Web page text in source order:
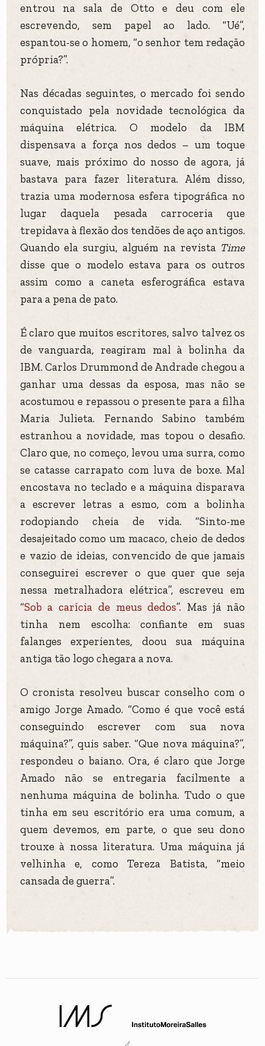
entrou na sala de Otto e deu com ele
escrevendo, sem papel ao lado. “Ué”,
espantou-se o homem, “o senhor tem redação
própria?”.
Nas décadas seguintes, o mercado foi sendo
conquistado pela novidade tecnológica da
máquina elétrica. O modelo da IBM
dispensava a força nos dedos – um toque
suave, mais próximo do nosso de agora, já
bastava para fazer literatura. Além disso,
trazia uma modernosa esfera tipográfica no
lugar daquela pesada carroceria que
trepidava à flexão dos tendões de aço antigos.
Quando ela surgiu, alguém na revista Time
disse que o modelo estava para os outros
assim como a caneta esferográfica estava
para a pena de pato.
É claro que muitos escritores, salvo talvez os
de vanguarda, reagiram mal à bolinha da
IBM. Carlos Drummond de Andrade chegou a
ganhar uma dessas da esposa, mas não se
acostumou e repassou o presente para a filha
Maria Julieta. Fernando Sabino também
estranhou a novidade, mas topou o desafio.
Claro que, no começo, levou uma surra, como
se catasse carrapato com luva de boxe. Mal
encostava no teclado e a máquina disparava
a escrever letras a esmo, com a bolinha
rodopiando cheia de vida. “Sinto-me
desajeitado como um macaco, cheio de dedos
e vazio de ideias, convencido de que jamais
conseguirei escrever o que quer que seja
nessa metralhadora elétrica”, escreveu em
“Sob a carícia de meus dedos”. Mas já não
tinha nem escolha: confiante em suas
falanges experientes, doou sua máquina
antiga tão logo chegara a nova.
O cronista resolveu buscar conselho com o
amigo Jorge Amado. “Como é que você está
conseguindo escrever com sua nova
máquina?”, quis saber. “Que nova máquina?”,
respondeu o baiano. Ora, é claro que Jorge
Amado não se entregaria facilmente a
nenhuma máquina de bolinha. Tudo o que
tinha em seu escritório era uma comum, a
quem devemos, em parte, o que seu dono
trouxe à nossa literatura. Uma máquina já
velhinha e, como Tereza Batista, “meio
cansada de guerra”.